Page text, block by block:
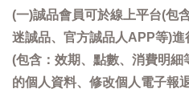
(一)誠品會員可於線上平台(包
迷誠品、官方誠品人APP等)
(包含：效期、點數、消費明
的個人資料、修改個人電子報